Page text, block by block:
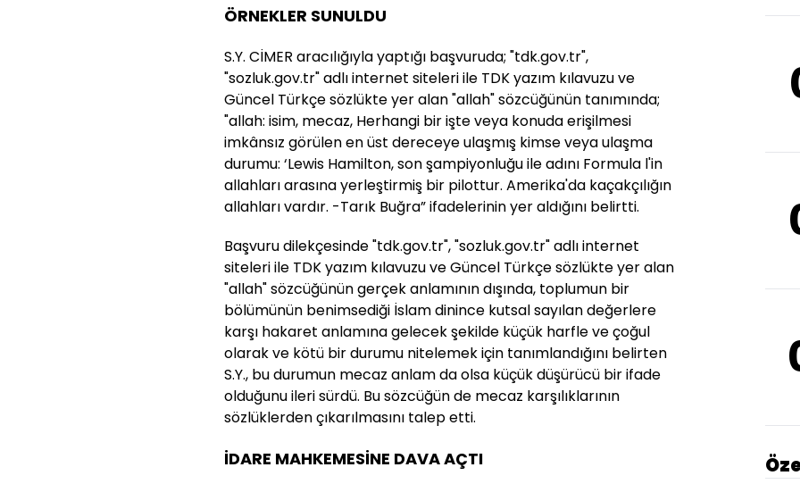
ÖRNEKLER SUNULDU
S.Y. CİMER aracılığıyla yaptığı başvuruda; "tdk.gov.tr",
"sozluk.gov.tr" adlı internet siteleri ile TDK yazım kılavuzu ve
Güncel Türkçe sözlükte yer alan "allah" sözcüğünün tanımında;
"allah: isim, mecaz, Herhangi bir işte veya konuda erişilmesi
imkânsız görülen en üst dereceye ulaşmış kimse veya ulaşma
durumu: ‘Lewis Hamilton, son şampiyonluğu ile adını Formula l'in
allahları arasına yerleştirmiş bir pilottur. Amerika'da kaçakçılığın
allahları vardır. -Tarık Buğra” ifadelerinin yer aldığını belirtti.
Başvuru dilekçesinde "tdk.gov.tr", "sozluk.gov.tr" adlı internet
siteleri ile TDK yazım kılavuzu ve Güncel Türkçe sözlükte yer alan
"allah" sözcüğünün gerçek anlamının dışında, toplumun bir
bölümünün benimsediği İslam dinince kutsal sayılan değerlere
karşı hakaret anlamına gelecek şekilde küçük harfle ve çoğul
olarak ve kötü bir durumu nitelemek için tanımlandığını belirten
S.Y., bu durumun mecaz anlam da olsa küçük düşürücü bir ifade
olduğunu ileri sürdü. Bu sözcüğün de mecaz karşılıklarının
sözlüklerden çıkarılmasını talep etti.
İDARE MAHKEMESİNE DAVA AÇTI